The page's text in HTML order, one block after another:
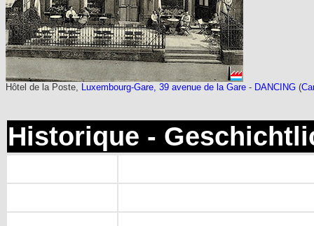
Hôtel de la Poste, Luxembourg-Gare, 39 avenue de la Gare - DANCING (
Historique -